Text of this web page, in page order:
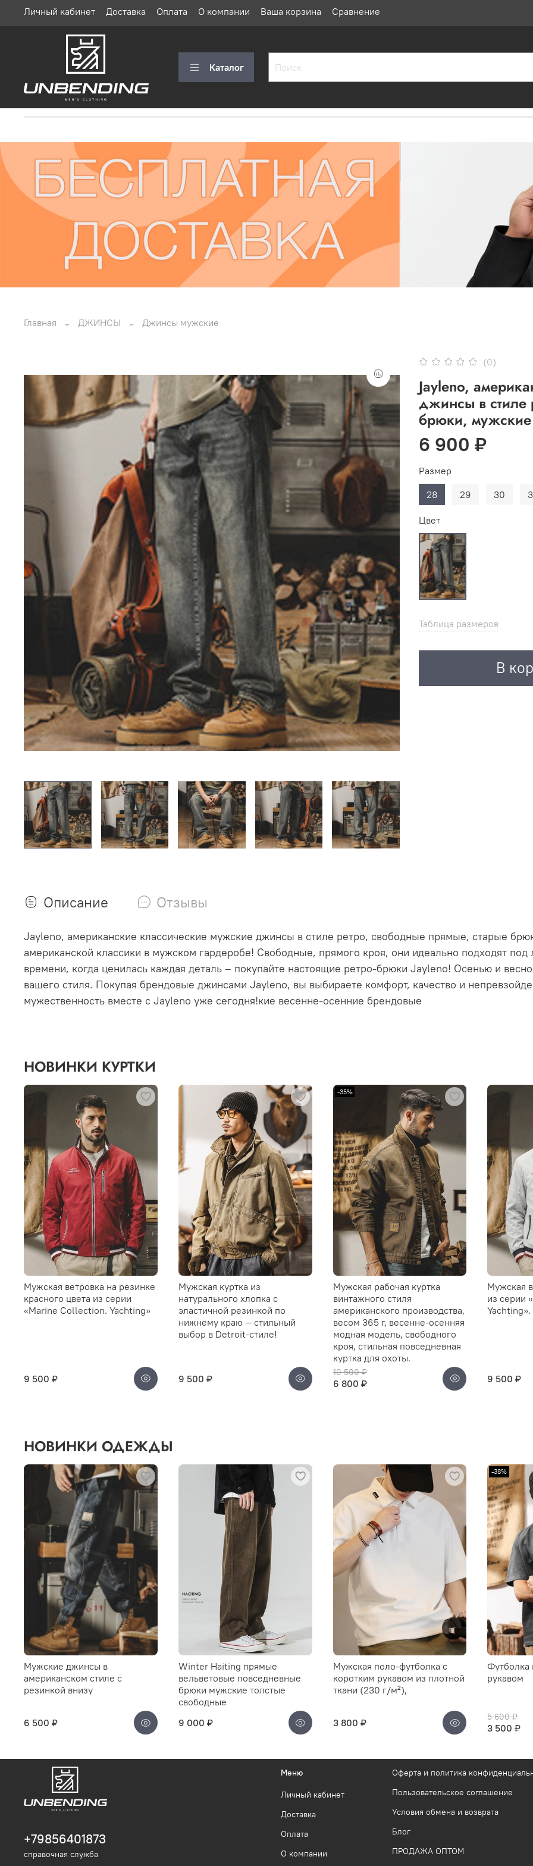
Личный кабинет Доставка Оплата О компании Ваша корзина Сравнение
Каталог
Главная ДЖИНСЫ Джинсы мужские
(0)
Jayleno,
джинсы в стиле
брюки, мужские
6 900 ₽
Таблица размеров
В
Размер
28
29 30
Цвет
Описание Отзывы
Jayleno, американские классические мужские джинсы в стиле ретро, свободные прямые, старые
американской классики в мужском гардеробе! Свободные, прямого кроя, они идеально подходят
времени, когда ценилась каждая деталь – покупайте настоящие ретро-брюки Jayleno! Осенью и
вашего стиля. Покупая брендовые джинсами Jayleno, вы выбираете комфорт, качество и
мужественность вместе с Jayleno уже сегодня!кие весенне-осенние брендовые
НОВИНКИ КУРТКИ
Мужская ветровка на резинке
красного цвета из серии
«Marine Collection. Yachting»
9 500 ₽
Мужская куртка из
натурального хлопка с
эластичной резинкой по
нижнему краю — стильный
выбор в Detroit-стиле!
9 500 ₽
-35%
Мужская рабочая куртка
винтажного стиля
американского производства,
весом 365 г, весенне-осенняя
модная модель, свободного
кроя, стильная повседневная
куртка для охоты.
10 500 ₽
6 800 ₽
Мужская
из серии
Yachting».
9 500 ₽
НОВИНКИ ОДЕЖДЫ
Мужские джинсы в
американском стиле с
резинкой внизу
6 500 ₽
Winter Haiting прямые
вельветовые повседневные
брюки мужские толстые
свободные
9 000 ₽
Мужская поло-футболка с
коротким рукавом из плотной
ткани (230 г/м²),
3 800 ₽
-38%
Футболка
рукавом
5 600 ₽
3 500 ₽
Меню
Личный кабинет
Доставка
Оплата
О компании
Оферта и политика
Пользовательское соглашение
Условия обмена и возврата
Блог
ПРОДАЖА ОПТОМ
+79856401873
справочная служба